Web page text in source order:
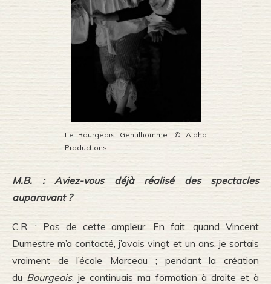
Le Bourgeois Gentilhomme. © Alpha
Productions
M.B. : Aviez-vous déjà réalisé des spectacles
auparavant ?
C.R. : Pas de cette ampleur. En fait, quand Vincent
Dumestre m’a contacté, j’avais vingt et un ans, je sortais
vraiment de l’école Marceau ; pendant la création
du Bourgeois, je continuais ma formation à droite et à